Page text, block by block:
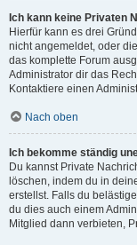
Ich kann keine Privaten
Hierfür kann es drei
nicht angemeldet, oder
das komplette Forum
Administrator dir das
Kontaktiere einen
Nach oben
Ich bekomme ständig
Du kannst Private
löschen, indem du in
erstellst. Falls du
du dies auch einem
Mitglied dann verbieten,